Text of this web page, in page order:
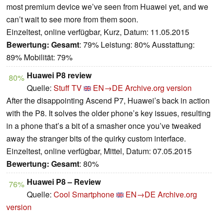
most premium device we’ve seen from Huawei yet, and we
can’t wait to see more from them soon.
Einzeltest, online verfügbar, Kurz, Datum: 11.05.2015
Bewertung: Gesamt: 79% Leistung: 80% Ausstattung:
89% Mobilität: 79%
80% Huawei P8 review
Quelle: Stuff TV EN→DE Archive.org version
After the disappointing Ascend P7, Huawei’s back in action
with the P8. It solves the older phone’s key issues, resulting
in a phone that’s a bit of a smasher once you’ve tweaked
away the stranger bits of the quirky custom interface.
Einzeltest, online verfügbar, Mittel, Datum: 07.05.2015
Bewertung: Gesamt: 80%
76% Huawei P8 – Review
Quelle: Cool Smartphone EN→DE Archive.org
version